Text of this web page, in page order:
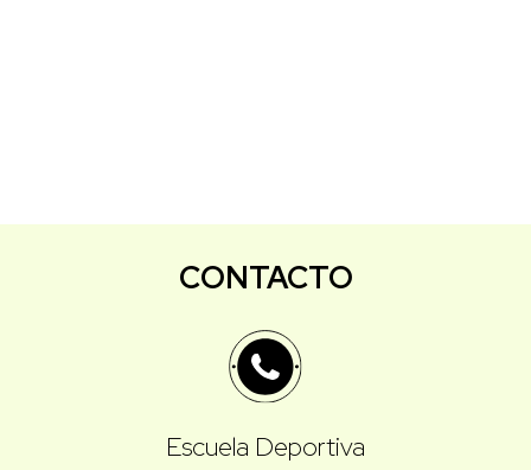
CONTACTO
Escuela Deportiva